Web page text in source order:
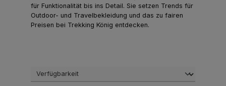
für Funktionalität bis ins Detail. Sie setzen Trends für
Outdoor- und Travelbekleidung und das zu fairen
Preisen bei Trekking König entdecken.